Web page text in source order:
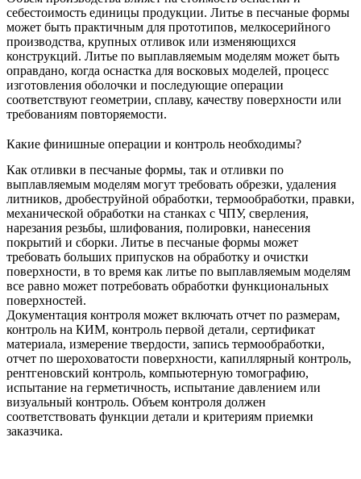
себестоимость единицы продукции. Литье в песчаные формы
может быть практичным для прототипов, мелкосерийного
производства, крупных отливок или изменяющихся
конструкций. Литье по выплавляемым моделям может быть
оправдано, когда оснастка для восковых моделей, процесс
изготовления оболочки и последующие операции
соответствуют геометрии, сплаву, качеству поверхности или
требованиям повторяемости.
Какие финишные операции и контроль необходимы?
Как отливки в песчаные формы, так и отливки по
выплавляемым моделям могут требовать обрезки, удаления
литников, дробеструйной обработки, термообработки, правки,
механической обработки на станках с ЧПУ, сверления,
нарезания резьбы, шлифования, полировки, нанесения
покрытий и сборки. Литье в песчаные формы может
требовать больших припусков на обработку и очистки
поверхности, в то время как литье по выплавляемым моделям
все равно может потребовать обработки функциональных
поверхностей.
Документация контроля может включать отчет по размерам,
контроль на КИМ, контроль первой детали, сертификат
материала, измерение твердости, запись термообработки,
отчет по шероховатости поверхности, капиллярный контроль,
рентгеновский контроль, компьютерную томографию,
испытание на герметичность, испытание давлением или
визуальный контроль. Объем контроля должен
соответствовать функции детали и критериям приемки
заказчика.